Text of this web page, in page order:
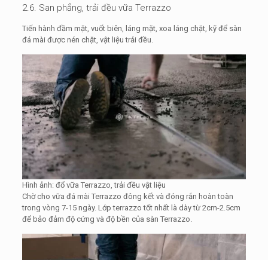
2.6. San phẳng, trải đều vữa Terrazzo
Tiến hành đầm mặt, vuốt biên, láng mặt, xoa láng chặt, kỹ để sàn
đá mài được nén chặt, vật liệu trải đều.
Hình ảnh: đổ vữa Terrazzo, trải đều vật liệu
Chờ cho vữa đá mài Terrazzo đông kết và đóng rắn hoàn toàn
trong vòng 7-15 ngày. Lớp terrazzo tốt nhất là dày từ 2cm-2.5cm
để bảo đảm độ cứng và độ bền của sàn Terrazzo.